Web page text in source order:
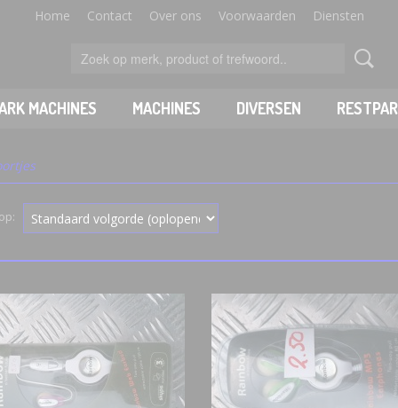
Home Contact Over ons Voorwaarden Diensten
MACHINES MACHINES DIVERSEN